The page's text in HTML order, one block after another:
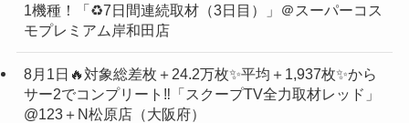
1機種！「♻️7日間連続取材（3日目）」＠スーパーコス
モプレミアム岸和田店
8月1日🔥対象総差枚＋24.2万枚✨平均＋1,937枚✨から
サー2でコンプリート‼️「スクープTV全力取材レッド」
@123＋N松原店（大阪府）